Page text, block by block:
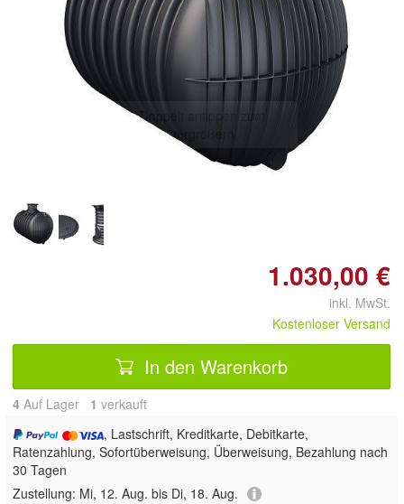
Doppelt antippen zum
vergrößern
1.030,00 €
inkl. MwSt.
Kostenloser Versand
In den Warenkorb
4 Auf Lager 1 verkauft
, Lastschrift, Kreditkarte, Debitkarte,
Ratenzahlung, Sofortüberweisung, Überweisung, Bezahlung nach
30 Tagen
Zustellung: Mi, 12. Aug. bis Di, 18. Aug.